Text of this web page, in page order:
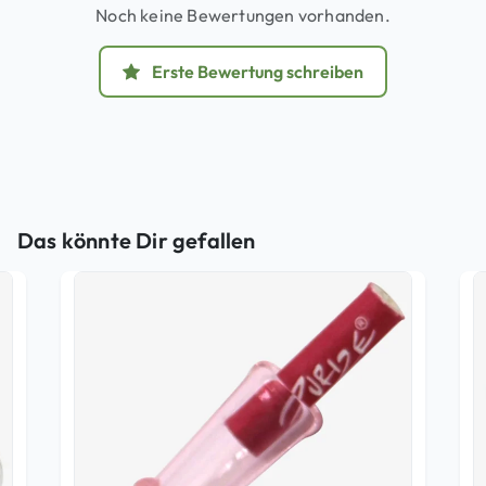
Noch keine Bewertungen vorhanden.
Erste Bewertung schreiben
Das könnte Dir gefallen